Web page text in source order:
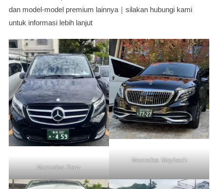
dan model-model premium lainnya｜silakan hubungi kami
untuk informasi lebih lanjut
Mercedes Benz
Mercedes Maybach